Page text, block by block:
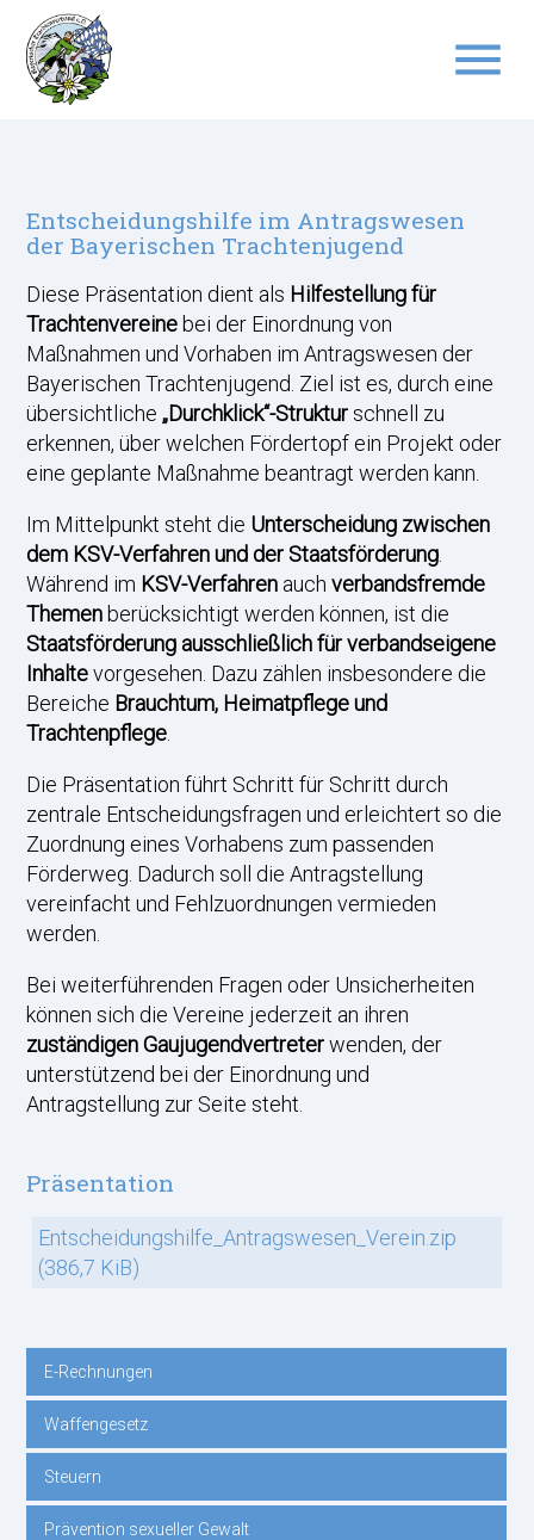
menu
Entscheidungshilfe im Antragswesen
der Bayerischen Trachtenjugend
Diese Präsentation dient als Hilfestellung für
Trachtenvereine bei der Einordnung von
Maßnahmen und Vorhaben im Antragswesen der
Bayerischen Trachtenjugend. Ziel ist es, durch eine
übersichtliche„Durchklick“-Struktur schnell zu
erkennen, über welchen Fördertopf ein Projekt oder
eine geplante Maßnahme beantragt werden kann.
Im Mittelpunkt steht die Unterscheidung zwischen
dem KSV-Verfahren und der Staatsförderung.
Während im KSV-Verfahren auchverbandsfremde
Themen berücksichtigt werden können, ist die
Staatsförderung ausschließlich für verbandseigene
Inhaltevorgesehen. Dazu zählen insbesondere die
Bereiche Brauchtum, Heimatpflege und
Trachtenpflege.
Die Präsentation führt Schritt für Schritt durch
zentrale Entscheidungsfragen und erleichtert so die
Zuordnung eines Vorhabens zum passenden
Förderweg. Dadurch soll die Antragstellung
vereinfacht und Fehlzuordnungen vermieden
werden.
Bei weiterführenden Fragen oder Unsicherheiten
können sich die Vereine jederzeit an ihren
zuständigen Gaujugendvertreterwenden, der
unterstützend bei der Einordnung und
Antragstellung zur Seite steht.
Präsentation
Entscheidungshilfe_Antragswesen_Verein.zip
(386,7 KiB)
Navigation
überspringen
E-Rechnungen
Waffengesetz
Steuern
Prävention sexueller Gewalt